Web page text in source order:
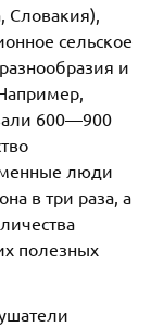
Словакия),
сельское
и
600—900
люди
в три раза, а
полезных